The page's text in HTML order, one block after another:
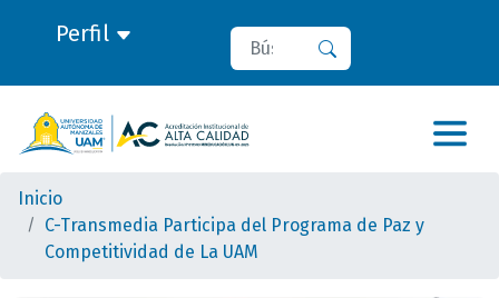
Perfil Buscar
Inicio
C-Transmedia Participa del Programa de Paz y
Competitividad de La UAM